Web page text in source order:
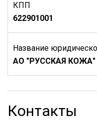
КПП
622901001
Название
АО "РУССКАЯ КОЖА"
Контакты